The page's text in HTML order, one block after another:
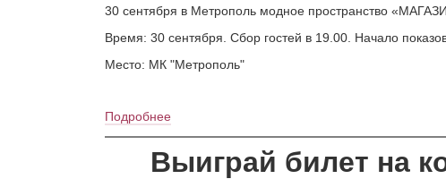
30 сентября в Метрополь модное пространство
Время: 30 сентября. Сбор гостей в 19.00. Начало
Место: МК "Метрополь"
Подробнее
Выиграй билет на